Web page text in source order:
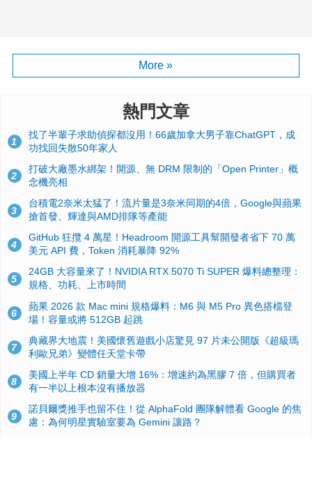
More »
熱門文章
1
找了半輩子求助偵探都沒用！66歲加拿大男子靠ChatGPT，成
功找回失散50年家人
2
打破大廠墨水綁架！開源、無 DRM 限制的「Open Printer」概
念機亮相
3
台積電2奈米太猛了！流片量是3奈米同期的4倍，Google與蘋果
搶首發、輝達與AMD排隊等產能
4
GitHub 狂攬 4 萬星！Headroom 開源工具幫開發者省下 70 萬
美元 API 費，Token 消耗暴降 92%
5
24GB 大容量來了！NVIDIA RTX 5070 Ti SUPER 爆料總整理：
規格、功耗、上市時間
6
蘋果 2026 款 Mac mini 規格爆料：M6 與 M5 Pro 異色搭檔登
場！容量或將 512GB 起跳
7
典藏界大地震！美國懷舊遊戲小店驚見 97 片未公開版《超級瑪
利歐兄弟》變體任天堂卡帶
8
美國上半年 CD 銷量大增 16%：增速約為黑膠 7 倍，但購買者
有一半以上根本沒有播放器
9
諾貝爾獎推手也留不住！從 AlphaFold 團隊解體看 Google 的焦
慮：為何明星實驗室要為 Gemini 讓路？